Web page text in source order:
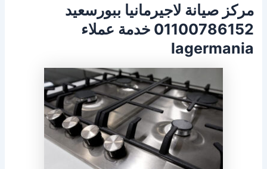
مركز صيانة لاجيرمانيا ببورسعيد
01100786152 خدمة عملاء
lagermania